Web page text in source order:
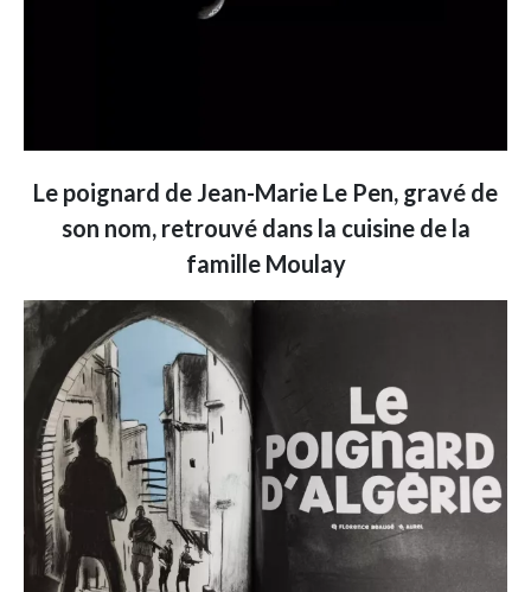
Le poignard de Jean-Marie Le Pen, gravé de
son nom, retrouvé dans la cuisine de la
famille Moulay